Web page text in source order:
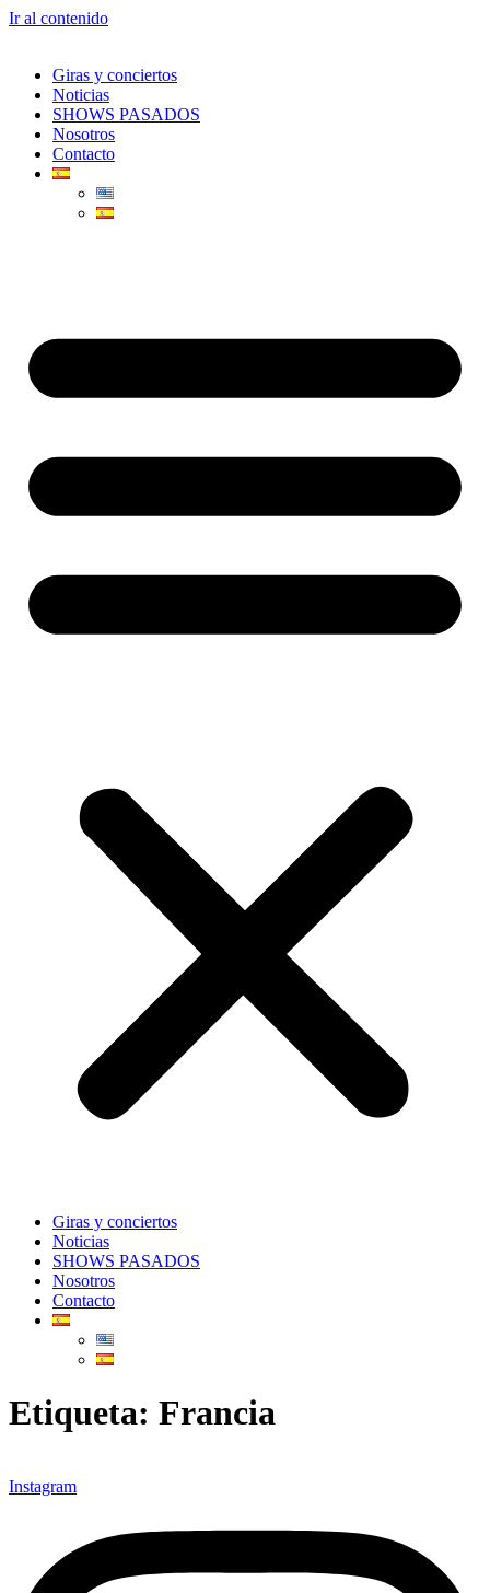
Ir al contenido
Giras y conciertos
Noticias
SHOWS PASADOS
Nosotros
Contacto
Giras y conciertos
Noticias
SHOWS PASADOS
Nosotros
Contacto
Etiqueta: Francia
Instagram